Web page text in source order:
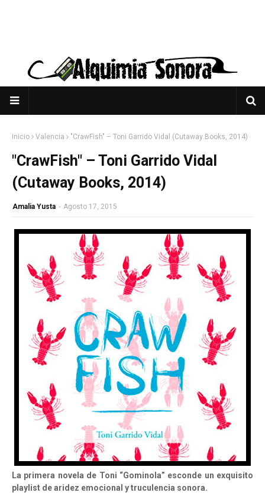
Inicio Valencia "CrawFish" – Toni Garrido Vidal (Cutaway Books, 2014)
"CrawFish" – Toni Garrido Vidal
(Cutaway Books, 2014)
Amalia Yusta - Agosto 17, 2015
La primera novela de Toni “Gominola” esconde un exquisito
playlist de aridez emocional y truculencia sonora.